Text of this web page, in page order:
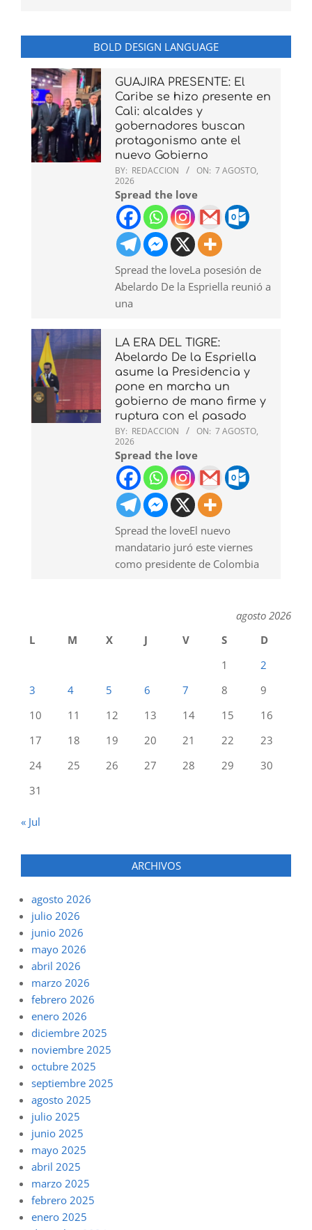
BOLD DESIGN LANGUAGE
GUAJIRA PRESENTE: El
Caribe se hizo presente en
Cali: alcaldes y
gobernadores buscan
protagonismo ante el
nuevo Gobierno
BY: REDACCION ON: 7 AGOSTO,
2026
Spread the love
Spread the loveLa posesión de
Abelardo De la Espriella reunió a
una
LA ERA DEL TIGRE:
Abelardo De la Espriella
asume la Presidencia y
pone en marcha un
gobierno de mano firme y
ruptura con el pasado
BY: REDACCION ON: 7 AGOSTO,
2026
Spread the love
Spread the loveEl nuevo
mandatario juró este viernes
como presidente de Colombia
agosto 2026
L
M X J V S
D
1
2
3
4 5 6 7 8
9
10
11 12 13 14 15
16
17
18 19 20 21 22
23
24
25 26 27 28 29
30
31
« Jul
ARCHIVOS
agosto 2026
julio 2026
junio 2026
mayo 2026
abril 2026
marzo 2026
febrero 2026
enero 2026
diciembre 2025
noviembre 2025
octubre 2025
septiembre 2025
agosto 2025
julio 2025
junio 2025
mayo 2025
abril 2025
marzo 2025
febrero 2025
enero 2025